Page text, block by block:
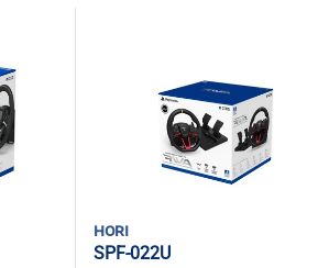
hori
SPF-022U